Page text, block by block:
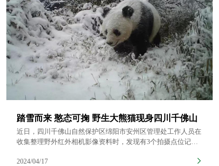
踏雪而来 憨态可掬 野生大熊猫现身四川千佛山
近日，四川千佛山自然保护区绵阳市安州区管理处工作人员在
收集整理野外红外相机影像资料时，发现有3个拍摄点位记录
2024/04/17